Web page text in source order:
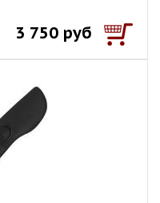
3 750 руб